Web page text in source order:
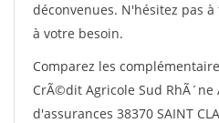
déconvenues. N'hésitez pas
à votre besoin.
Comparez les
CrÃ©dit Agricole Sud
d'assurances 38370 SAINT